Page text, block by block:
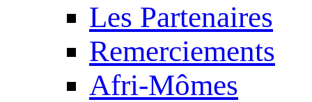
Les Partenaires
Remerciements
Afri-Mômes